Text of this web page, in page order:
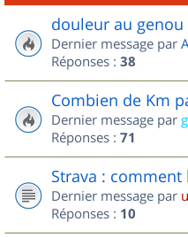
douleur au genou
Dernier message par
Réponses : 38
Combien de Km
Dernier message par
Réponses : 71
Strava :
Dernier message par
Réponses : 10